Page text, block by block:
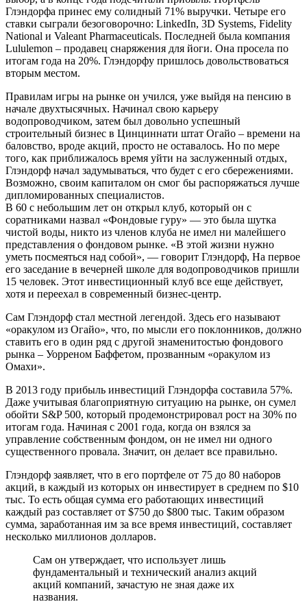
Глэндорфа принес ему солидный 71% выручки. Четыре его
ставки сыграли безоговорочно: LinkedIn, 3D Systems, Fidelity
National и Valeant Pharmaceuticals. Последней была компания
Lululemon – продавец снаряжения для йоги. Она просела по
итогам года на 20%. Глэндорфу пришлось довольствоваться
вторым местом.
Правилам игры на рынке он учился, уже выйдя на пенсию в
начале двухтысячных. Начинал свою карьеру
водопроводчиком, затем был довольно успешный
строительный бизнес в Цинциннати штат Огайо – времени на
баловство, вроде акций, просто не оставалось. Но по мере
того, как приближалось время уйти на заслуженный отдых,
Глэндорф начал задумываться, что будет с его сбережениями.
Возможно, своим капиталом он смог бы распоряжаться лучше
дипломированных специалистов.
В 60 с небольшим лет он открыл клуб, который он с
соратниками назвал «Фондовые гуру» — это была шутка
чистой воды, никто из членов клуба не имел ни малейшего
представления о фондовом рынке. «В этой жизни нужно
уметь посмеяться над собой», — говорит Глэндорф, На первое
его заседание в вечерней школе для водопроводчиков пришли
15 человек. Этот инвестиционный клуб все еще действует,
хотя и переехал в современный бизнес-центр.
Сам Глэндорф стал местной легендой. Здесь его называют
«оракулом из Огайо», что, по мысли его поклонников, должно
ставить его в один ряд с другой знаменитостью фондового
рынка – Уорреном Баффетом, прозванным «оракулом из
Омахи».
В 2013 году прибыль инвестиций Глэндорфа составила 57%.
Даже учитывая благоприятную ситуацию на рынке, он сумел
обойти S&P 500, который продемонстрировал рост на 30% по
итогам года. Начиная с 2001 года, когда он взялся за
управление собственным фондом, он не имел ни одного
существенного провала. Значит, он делает все правильно.
Глэндорф заявляет, что в его портфеле от 75 до 80 наборов
акций, в каждый из которых он инвестирует в среднем по $10
тыс. То есть общая сумма его работающих инвестиций
каждый раз составляет от $750 до $800 тыс. Таким образом
сумма, заработанная им за все время инвестиций, составляет
несколько миллионов долларов.
Сам он утверждает, что использует лишь
фундаментальный и технический анализ акций
акций компаний, зачастую не зная даже их
названия.